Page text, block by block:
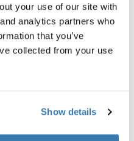
your use of our site with
analytics partners who
that you’ve
collected from your use
Show details
(Швеция) мы
жесточайшим
для крыши служат
и крепятся к
и безопасно.